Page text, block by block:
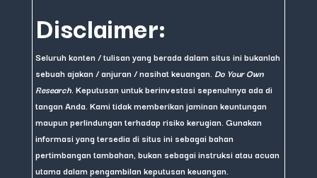
Disclaimer:
Seluruh konten / tulisan yang berada dalam situs ini bukanlah
sebuah ajakan / anjuran / nasihat keuangan. Do Your Own
Research . Keputusan untuk berinvestasi sepenuhnya ada di
tangan Anda. Kami tidak memberikan jaminan keuntungan
maupun perlindungan terhadap risiko kerugian. Gunakan
informasi yang tersedia di situs ini sebagai bahan
pertimbangan tambahan, bukan sebagai instruksi atau acuan
utama dalam pengambilan keputusan keuangan.